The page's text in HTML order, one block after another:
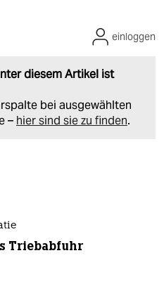
diesem Artikel ist
bei ausgewählten
– hier sind sie zu finden.
einloggen
Triebabfuhr